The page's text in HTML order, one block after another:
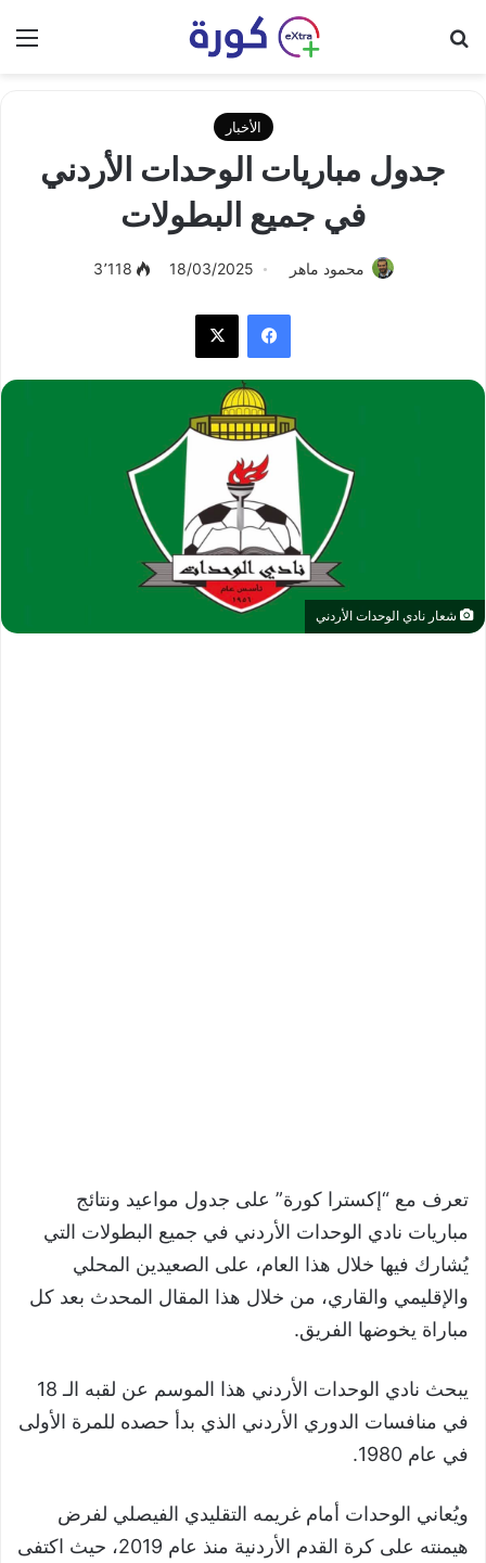
الأخبار
جدول مباريات الوحدات الأردني
في جميع البطولات
محمود ماهر 18/03/2025 3٬118
فيسبوك
شعار نادي الوحدات الأردني
تعرف مع “إكسترا كورة” على جدول مواعيد ونتائج
مباريات نادي الوحدات الأردني في جميع البطولات التي
يُشارك فيها خلال هذا العام، على الصعيدين المحلي
والإقليمي والقاري، من خلال هذا المقال المحدث بعد كل
مباراة يخوضها الفريق.
يبحث نادي الوحدات الأردني هذا الموسم عن لقبه الـ 18
في منافسات الدوري الأردني الذي بدأ حصده للمرة الأولى
في عام 1980.
ويُعاني الوحدات أمام غريمه التقليدي الفيصلي لفرض
هيمنته على كرة القدم الأردنية منذ عام 2019، حيث اكتفى